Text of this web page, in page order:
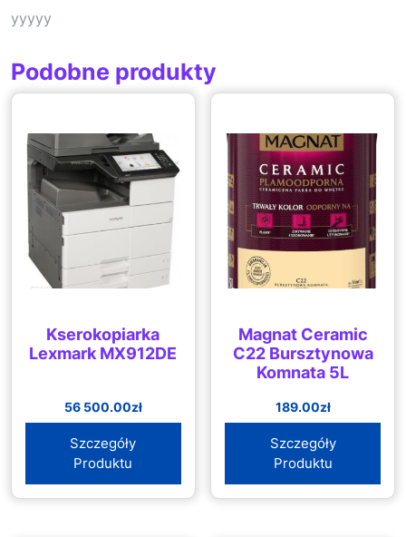
yyyyy
Podobne produkty
Kserokopiarka
Lexmark MX912DE
56 500.00zł
Szczegóły
Produktu
Magnat Ceramic
C22 Bursztynowa
Komnata 5L
189.00zł
Szczegóły
Produktu